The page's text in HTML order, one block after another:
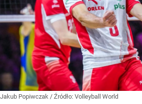
Jakub Popiwczak / Źródło: Volleyball World